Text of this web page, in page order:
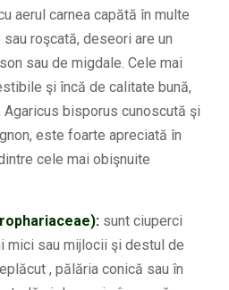
aerul carnea capătă în multe
roşcată, deseori are un
sau de migdale. Cele mai
şi încă de calitate bună,
bisporus cunoscută şi
este foarte apreciată în
cele mai obişnuite
sunt ciuperci
mici sau mijlocii şi destul de
, pălăria conică sau în